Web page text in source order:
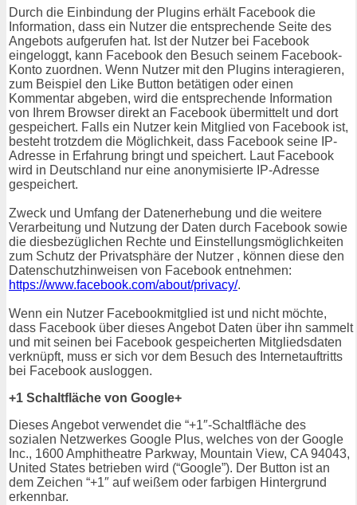
Durch die Einbindung der Plugins erhält Facebook die
Information, dass ein Nutzer die entsprechende Seite des
Angebots aufgerufen hat. Ist der Nutzer bei Facebook
eingeloggt, kann Facebook den Besuch seinem Facebook-
Konto zuordnen. Wenn Nutzer mit den Plugins interagieren,
zum Beispiel den Like Button betätigen oder einen
Kommentar abgeben, wird die entsprechende Information
von Ihrem Browser direkt an Facebook übermittelt und dort
gespeichert. Falls ein Nutzer kein Mitglied von Facebook ist,
besteht trotzdem die Möglichkeit, dass Facebook seine IP-
Adresse in Erfahrung bringt und speichert. Laut Facebook
wird in Deutschland nur eine anonymisierte IP-Adresse
gespeichert.
Zweck und Umfang der Datenerhebung und die weitere
Verarbeitung und Nutzung der Daten durch Facebook sowie
die diesbezüglichen Rechte und Einstellungsmöglichkeiten
zum Schutz der Privatsphäre der Nutzer , können diese den
Datenschutzhinweisen von Facebook entnehmen:
https://www.facebook.com/about/privacy/.
Wenn ein Nutzer Facebookmitglied ist und nicht möchte,
dass Facebook über dieses Angebot Daten über ihn sammelt
und mit seinen bei Facebook gespeicherten Mitgliedsdaten
verknüpft, muss er sich vor dem Besuch des Internetauftritts
bei Facebook ausloggen.
+1 Schaltfläche von Google+
Dieses Angebot verwendet die “+1″-Schaltfläche des
sozialen Netzwerkes Google Plus, welches von der Google
Inc., 1600 Amphitheatre Parkway, Mountain View, CA 94043,
United States betrieben wird (“Google”). Der Button ist an
dem Zeichen “+1″ auf weißem oder farbigen Hintergrund
erkennbar.